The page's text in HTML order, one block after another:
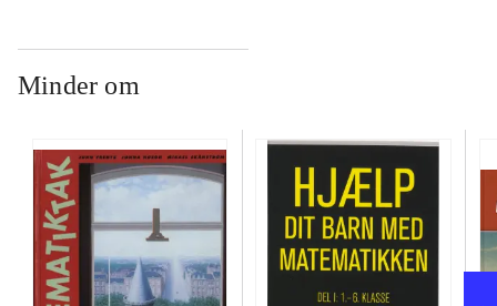
Minder om